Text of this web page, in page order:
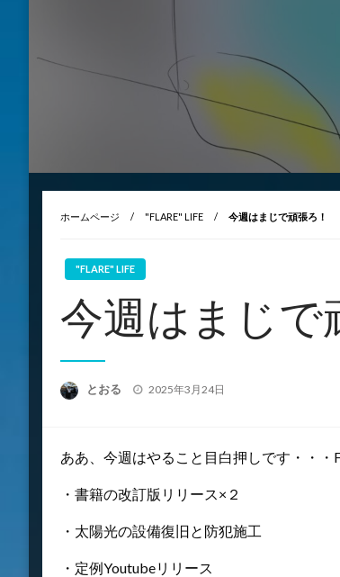
ホームページ "FLARE" LIFE 今週はまじで頑張ろ！
"FLARE" LIFE
今週はまじで
とおる
投
2025年3月24日
ああ、今週はやること目白押しです・・・
・書籍の改訂版リリース×２
・太陽光の設備復旧と防犯施工
・定例Youtubeリリース